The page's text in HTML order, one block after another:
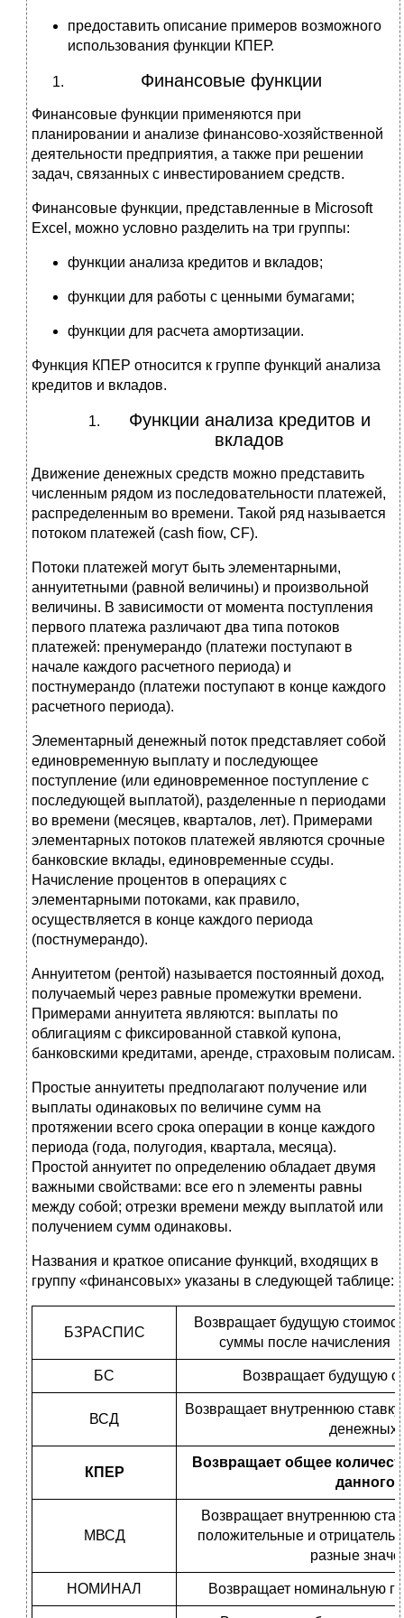
предоставить описание примеров возможного
использования функции КПЕР.
Финансовые функции
Финансовые функции применяются при
планировании и анализе финансово-хозяйственной
деятельности предприятия, а также при решении
задач, связанных с инвестированием средств.
Финансовые функции, представленные в Microsoft
Excel, можно условно разделить на три группы:
функции анализа кредитов и вкладов;
функции для работы с ценными бумагами;
функции для расчета амортизации.
Функция КПЕР относится к группе функций анализа
кредитов и вкладов.
Функции анализа кредитов и
вкладов
Движение денежных средств можно представить
численным рядом из последовательности платежей,
распределенным во времени. Такой ряд называется
потоком платежей (cash fiow, CF).
Потоки платежей могут быть элементарными,
аннуитетными (равной величины) и произвольной
величины. В зависимости от момента поступления
первого платежа различают два типа потоков
платежей: пренумерандо (платежи поступают в
начале каждого расчетного периода) и
постнумерандо (платежи поступают в конце каждого
расчетного периода).
Элементарный денежный поток представляет собой
единовременную выплату и последующее
поступление (или единовременное поступление с
последующей выплатой), разделенные n периодами
во времени (месяцев, кварталов, лет). Примерами
элементарных потоков платежей являются срочные
банковские вклады, единовременные ссуды.
Начисление процентов в операциях с
элементарными потоками, как правило,
осуществляется в конце каждого периода
(постнумерандо).
Аннуитетом (рентой) называется постоянный доход,
получаемый через равные промежутки времени.
Примерами аннуитета являются: выплаты по
облигациям с фиксированной ставкой купона,
банковскими кредитами, аренде, страховым полисам.
Простые аннуитеты предполагают получение или
выплаты одинаковых по величине сумм на
протяжении всего срока операции в конце каждого
периода (года, полугодия, квартала, месяца).
Простой аннуитет по определению обладает двумя
важными свойствами: все его n элементы равны
между собой; отрезки времени между выплатой или
получением сумм одинаковы.
Названия и краткое описание функций, входящих в
группу «финансовых» указаны в следующей таблице:
БЗРАСПИС
Возвращает будущую
суммы после начисления
БС Возвращает будущую
ВСД
Возвращает внутреннюю
денежных
КПЕР
Возвращает общее
данного
МВСД
Возвращает внутреннюю
положительные и
разные
НОМИНАЛ Возвращает номинальную